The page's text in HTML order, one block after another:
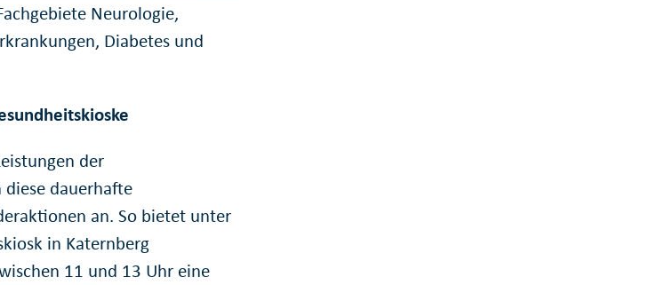
Neurologie,
Diabetes und
der
diese dauerhafte
an. So bietet unter
in Katernberg
11 und 13 Uhr eine